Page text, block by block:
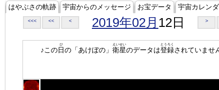
はやぶさの軌跡 宇宙からのメッセージ お宝データ 宇宙カレン
<<< << < 2019年02月 12日 >
♪この日
ひ
の「あけぼの」 衛星
えいせい
のデータは登録
とうろく
されていませ